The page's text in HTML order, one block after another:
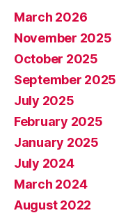
March 2026
November 2025
October 2025
September 2025
July 2025
February 2025
January 2025
July 2024
March 2024
August 2022